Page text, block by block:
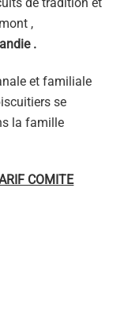
,
.
et familiale
se
la famille
COMITE